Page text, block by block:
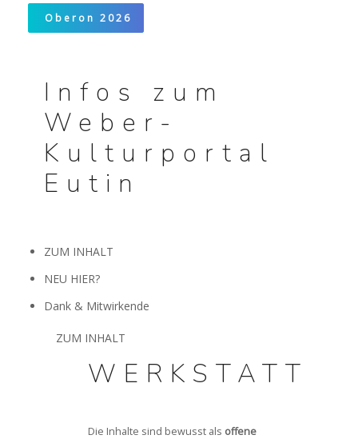
Oberon 2026
Infos zum
Weber-
Kulturportal
Eutin
ZUM INHALT
NEU HIER?
Dank & Mitwirkende
ZUM INHALT
WERKSTATT
Die Inhalte sind bewusst als offene